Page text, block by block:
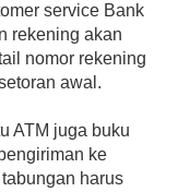
service Bank
rekening akan
nomor rekening
awal.
ATM juga buku
ke
harus